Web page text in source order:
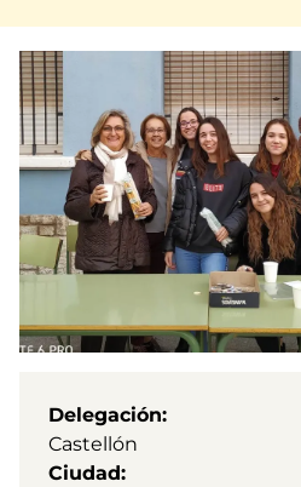
Delegación
Castellón
Ciudad